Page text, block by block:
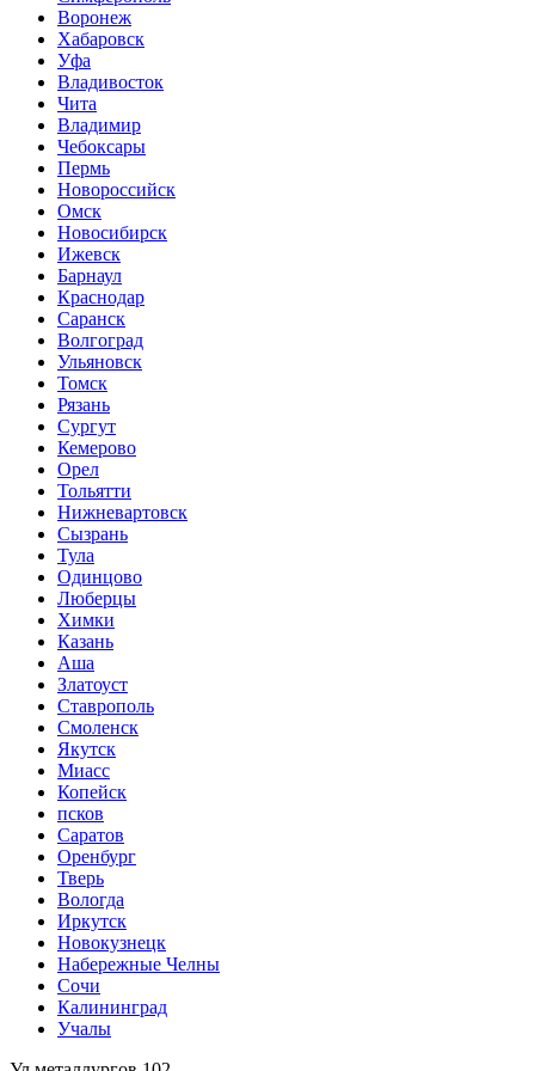
Воронеж
Хабаровск
Уфа
Владивосток
Чита
Владимир
Чебоксары
Пермь
Новороссийск
Омск
Новосибирск
Ижевск
Барнаул
Краснодар
Саранск
Волгоград
Ульяновск
Томск
Рязань
Сургут
Кемерово
Орел
Тольятти
Нижневартовск
Сызрань
Тула
Одинцово
Люберцы
Химки
Казань
Аша
Златоуст
Ставрополь
Смоленск
Якутск
Миасс
Копейск
псков
Саратов
Оренбург
Тверь
Вологда
Иркутск
Новокузнецк
Набережные Челны
Сочи
Калининград
Учалы